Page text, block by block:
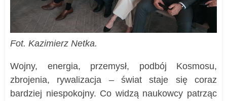
Fot. Kazimierz Netka.
Wojny, energia, przemysł, podbój Kosmosu,
zbrojenia, rywalizacja – świat staje się coraz
bardziej niespokojny. Co widzą naukowcy patrząc